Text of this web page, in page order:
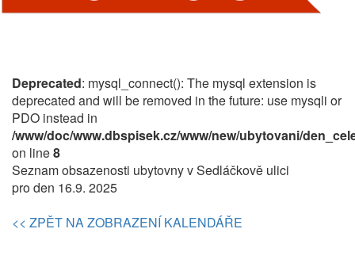
Deprecated: mysql_connect(): The mysql extension is
deprecated and will be removed in the future: use mysqli or
PDO instead in
/www/doc/www.dbspisek.cz/www/new/ubytovani/
on line8
Seznam obsazenosti ubytovny v Sedláčkově ulici
pro den 16.9. 2025
<< ZPĚT NA ZOBRAZENÍ KALENDÁŘE